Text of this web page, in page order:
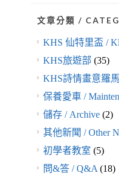
文章分類 /
KHS 仙特里盃 /
KHS旅遊部 (35)
KHS詩情畫意羅
保養愛車 /
儲存 / Archive(2)
其他新聞 / Other
初學者教室 (5)
問&答 / Q&A(18)